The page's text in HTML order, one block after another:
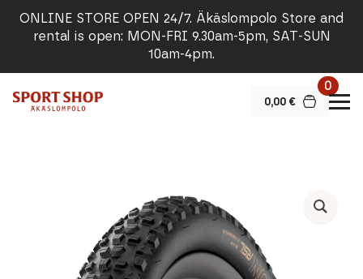
ONLINE STORE OPEN 24/7. Äkäslompolo Store and
rental is open: MON-FRI 9.30am-5pm, SAT-SUN
10am-4pm.
0,00 €
0